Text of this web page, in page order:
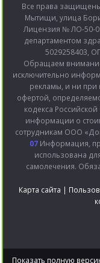
Все права
Мытищи, улица
Лицензия № ЛО-50-
департаментом
5029258403,
Обращаем внимание
исключительно
рекламы, и ни при
офертой,
кодекса
информации о
сотрудникам ООО
07Информация,
использована
самолечения.
Карта сайта |
Показать полную